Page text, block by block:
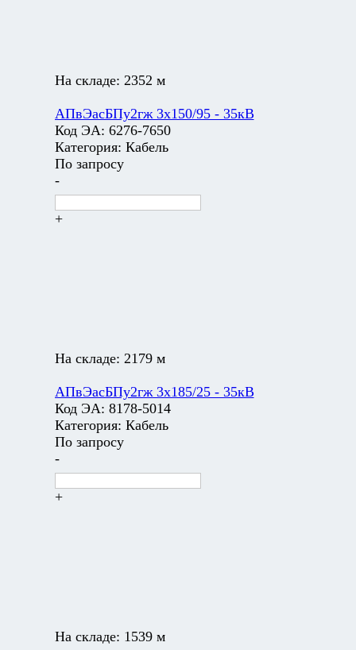
На складе: 2352 м
АПвЭасБПу2гж 3х150/95 - 35кВ
Код ЭА: 6276-7650
Категория: Кабель
По запросу
-
+
На складе: 2179 м
АПвЭасБПу2гж 3х185/25 - 35кВ
Код ЭА: 8178-5014
Категория: Кабель
По запросу
-
+
На складе: 1539 м